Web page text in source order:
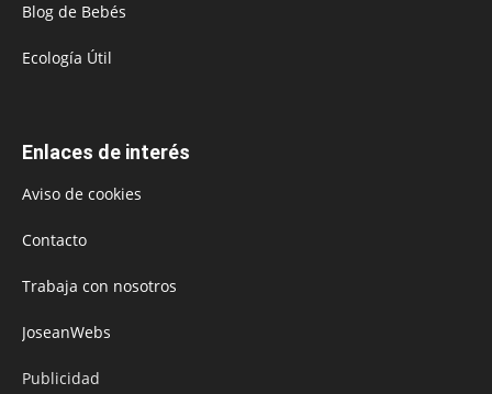
Blog de Bebés
Ecología Útil
Enlaces de interés
Aviso de cookies
Contacto
Trabaja con nosotros
JoseanWebs
Publicidad